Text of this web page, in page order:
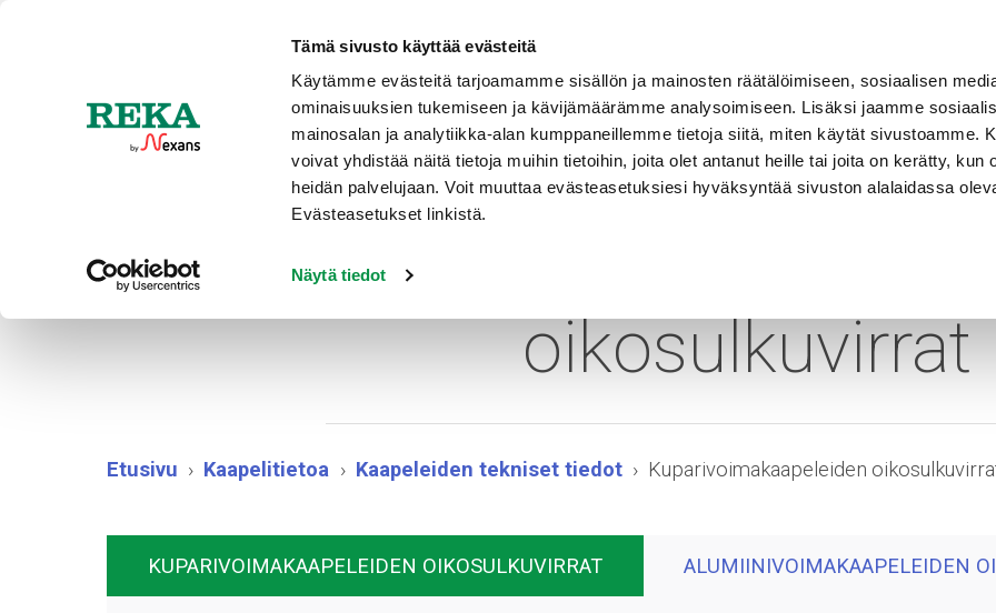
Tämä sivusto käyttää evästeitä
Käytämme evästeitä tarjoamamme sisällön ja mainosten räätälöimiseen, sosiaalisen
ominaisuuksien tukemiseen ja kävijämäärämme analysoimiseen. Lisäksi jaamme
mainosalan ja analytiikka-alan kumppaneillemme tietoja siitä, miten käytät sivustoamme.
voivat yhdistää näitä tietoja muihin tietoihin, joita olet antanut heille tai joita on kerätty, kun
heidän palvelujaan. Voit muuttaa evästeasetuksiesi hyväksyntää sivuston alalaidassa
Evästeasetukset linkistä.
Näytä tiedot
Ajankohtaista Vastuullisuus
TUOTTEET SOVELLUSALUEET KELAHALLINTA
oikosulkuvirrat
Etusivu Kaapelitietoa Kaapeleiden tekniset tiedot Kuparivoimakaapeleiden
KUPARIVOIMAKAAPELEIDEN OIKOSULKUVIRRAT ALUMIINIVOIMAKAAPELEIDEN